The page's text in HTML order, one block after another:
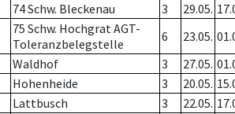
74 Schw. Bleckenau 3 29.05.
75 Schw. Hochgrat AGT-
Toleranzbelegstelle
6 23.05.
Waldhof 3 27.05.
Hohenheide 3 20.05.
Lattbusch 3 22.05.